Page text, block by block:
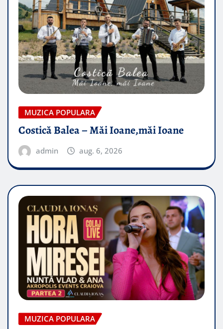
MUZICA POPULARA
Costică Balea – Măi Ioane,măi Ioane
admin aug. 6, 2026
MUZICA POPULARA